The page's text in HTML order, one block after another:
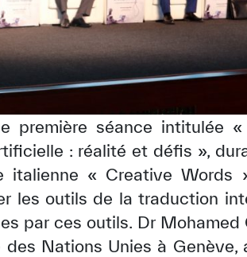
première séance intitulée
: réalité et défis »,
italienne « Creative Words
les outils de la traduction
par ces outils. Dr Mohamed
Nations Unies à Genève,